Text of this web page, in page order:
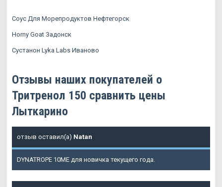
Соус Для Морепродуктов Нефтегорск
Horny Goat Задонск
Сустанон Lyka Labs Иваново
Отзывы наших покупателей о
Тритренол 150 сравнить цены
Лыткарино
отзыв оставил(а) Natan
DYNATROPE 10ME для новичка текущего года.